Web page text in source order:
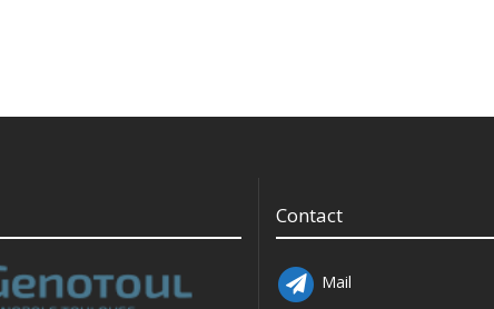
Contact
Mail